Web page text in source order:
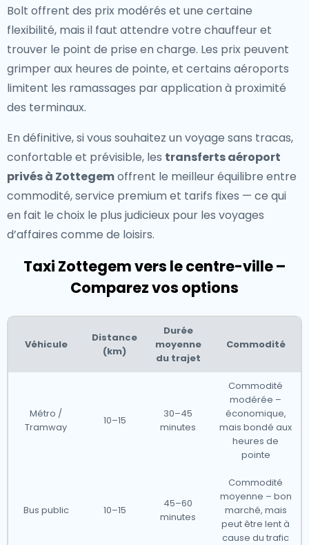
Bolt offrent des prix modérés et une certaine
flexibilité, mais il faut attendre votre chauffeur et
trouver le point de prise en charge. Les prix peuvent
grimper aux heures de pointe, et certains aéroports
limitent les ramassages par application à proximité
des terminaux.
En définitive, si vous souhaitez un voyage sans tracas,
confortable et prévisible, les transferts aéroport
privés à Zottegemoffrent le meilleur équilibre entre
commodité, service premium et tarifs fixes — ce qui
en fait le choix le plus judicieux pour les voyages
d’affaires comme de loisirs.
Taxi Zottegem vers le centre-ville –
Comparez vos options
Véhicule
Distance
(km)
Durée
moyenne
du trajet
Commodité
Métro /
Tramway
10–15
30–45
minutes
Commodité
modérée –
économique,
mais bondé aux
heures de
pointe
Bus public 10–15
45–60
minutes
Commodité
moyenne – bon
marché, mais
peut être lent à
cause du trafic